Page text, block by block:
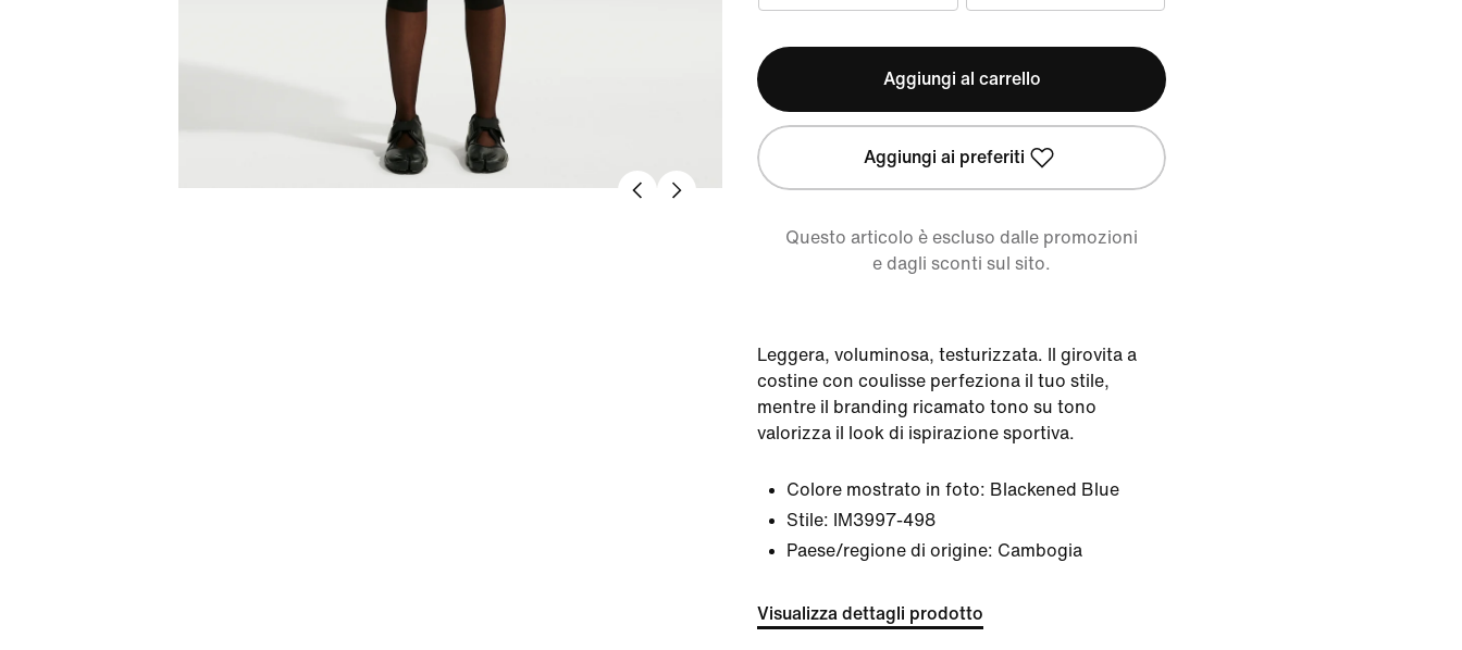
Aggiungi al carrello
Aggiungi ai preferiti
Questo articolo è escluso dalle promozioni
e dagli sconti sul sito.
Leggera, voluminosa, testurizzata. Il girovita a
costine con coulisse perfeziona il tuo stile,
mentre il branding ricamato tono su tono
valorizza il look di ispirazione sportiva.
Colore mostrato in foto: Blackened Blue
Stile:
IM3997-498
Paese/regione di origine: Cambogia
Visualizza dettagli prodotto